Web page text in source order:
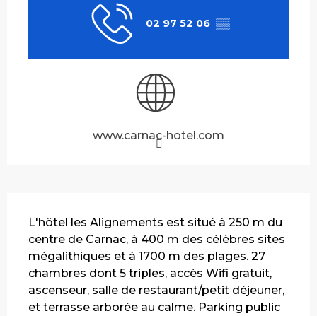
02 97 52 06 ▒▒
www.carnac-hotel.com
L'hôtel les Alignements est situé à 250 m du
centre de Carnac, à 400 m des célèbres sites
mégalithiques et à 1700 m des plages. 27
chambres dont 5 triples, accès Wifi gratuit,
ascenseur, salle de restaurant/petit déjeuner,
et terrasse arborée au calme. Parking public